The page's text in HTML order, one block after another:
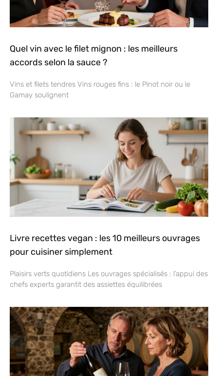
Quel vin avec le filet mignon : les meilleurs
accords selon la sauce ?
Vins et filets tendres Vins rouges fins : le Pinot noir ou le
Gamay soulignent
Livre recettes vegan : les 10 meilleurs ouvrages
pour cuisiner simplement
Plaisirs verts quotidiens Les ouvrages spécialisés : l’appui des
chefs experts garantit des assiettes équilibrées